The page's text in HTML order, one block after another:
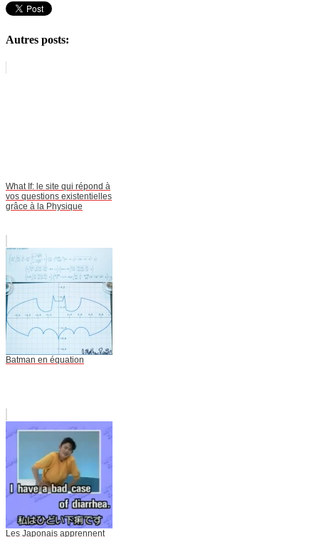
Autres posts:
What If: le site qui répond à
vos questions existentielles
grâce à la Physique
Batman en équation
Les Japonais apprennent